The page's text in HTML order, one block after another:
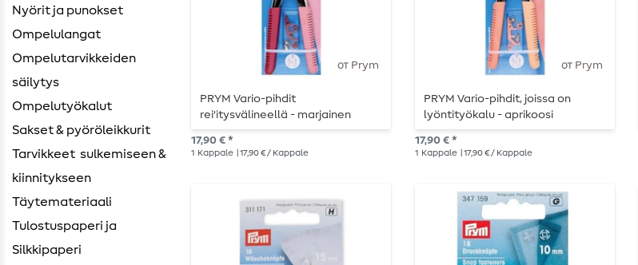
Nyörit ja punokset
Ompelulangat
Ompelutarvikkeiden ​
säilytys
Ompelutyökalut
Sakset & pyöröleikkurit
Tarvikkeet ​ sulkemiseen &
kiinnitykseen
Täytemateriaali
Tulostuspaperi ja
Silkkipaperi
от Prym
PRYM Vario-pihdit
rei'itysvälineellä - marjainen
17,90 € *
1 Kappale | 17,90 € / Kappale
от Prym
PRYM Vario-pihdit, joissa on
lyöntityökalu - aprikoosi
17,90 € *
1 Kappale | 17,90 € / Kappale